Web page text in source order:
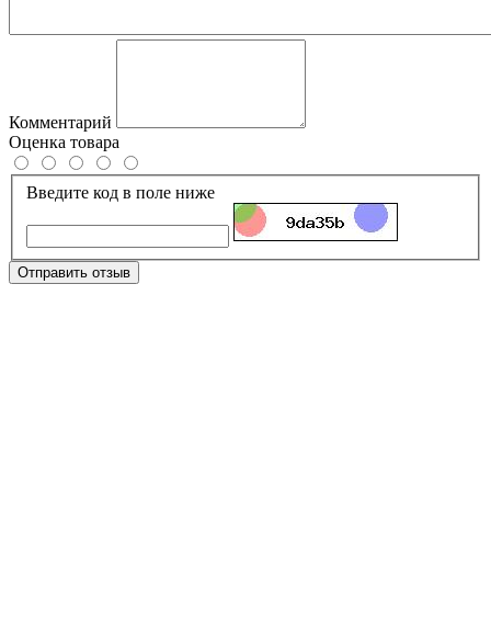
Комментарий
Оценка товара
Введите код в поле ниже
Отправить отзыв